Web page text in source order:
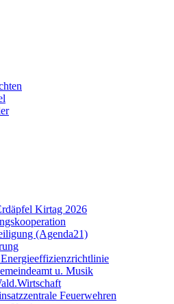
Kirtag 2026
(Agenda21)
u. Musik
Feuerwehren